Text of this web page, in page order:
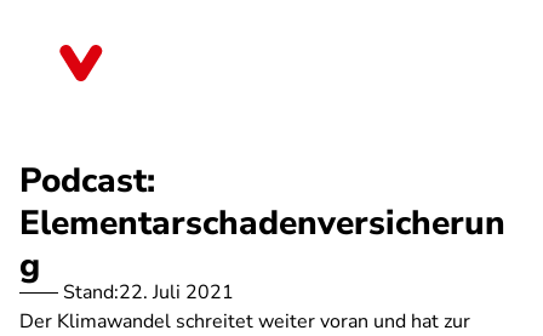
Podcast:
Elementarschadenversicherun
g
Stand:22. Juli 2021
Der Klimawandel schreitet weiter voran und hat zur